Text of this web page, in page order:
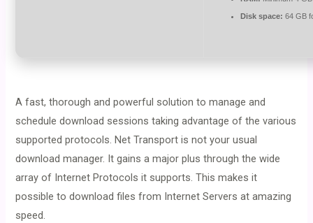
Disk space: 64 GB
A fast, thorough and powerful solution to manage and
schedule download sessions taking advantage of the various
supported protocols. Net Transport is not your usual
download manager. It gains a major plus through the wide
array of Internet Protocols it supports. This makes it
possible to download files from Internet Servers at amazing
speed.